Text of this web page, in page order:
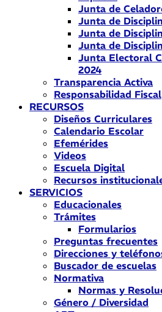
Junta de
Junta de
Junta de
Junta de
Junta Electoral
2024
Transparencia Activa
Responsabilidad Fiscal
RECURSOS
Diseños Curriculares
Calendario Escolar
Efemérides
Videos
Escuela Digital
Recursos
SERVICIOS
Educacionales
Trámites
Formularios
Preguntas frecuentes
Direcciones y
Buscador de escuelas
Normativa
Normas y
Género / Diversidad